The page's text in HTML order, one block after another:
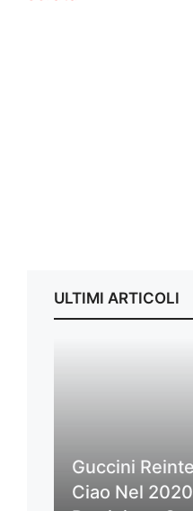
ULTIMI ARTICOLI
Guccini
Ciao Nel